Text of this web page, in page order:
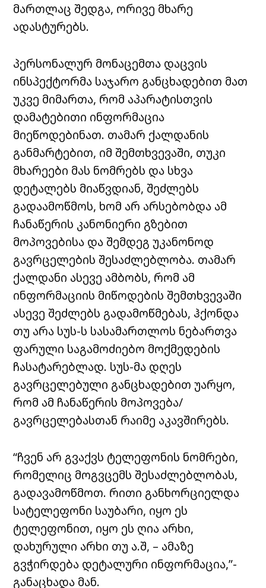
მართლაც შედგა, ორივე მხარე
ადასტურებს.
პერსონალურ მონაცემთა დაცვის
ინსპექტორმა საჯარო განცხადებით მათ
უკვე მიმართა, რომ აპარატისთვის
დამატებითი ინფორმაცია
მიეწოდებინათ. თამარ ქალდანის
განმარტებით, იმ შემთხვევაში, თუკი
მხარეები მას ნომრებს და სხვა
დეტალებს მიაწვდიან, შეძლებს
გადაამოწმოს, ხომ არ არსებობდა ამ
ჩანაწერის კანონიერი გზებით
მოპოვებისა და შემდეგ უკანონოდ
გავრცელების შესაძლებლობა. თამარ
ქალდანი ასევე ამბობს, რომ ამ
ინფორმაციის მიწოდების შემთხვევაში
ასევე შეძლებს გადამოწმებას, ჰქონდა
თუ არა სუს-ს სასამართლოს ნებართვა
ფარული საგამოძიებო მოქმედების
ჩასატარებლად. სუს-მა დღეს
გავრცელებული განცხადებით უარყო,
რომ ამ ჩანაწერის მოპოვება/
გავრცელებასთან რაიმე აკავშირებს.
“ჩვენ არ გვაქვს ტელეფონის ნომრები,
რომელიც მოგვცემს შესაძლებლობას,
გადავამოწმოთ. რითი განხორციელდა
სატელეფონი საუბარი, იყო ეს
ტელეფონით, იყო ეს ღია არხი,
დახურული არხი თუ ა.შ, – ამაზე
გვჭირდება დეტალური ინფორმაცია,”-
განაცხადა მან.